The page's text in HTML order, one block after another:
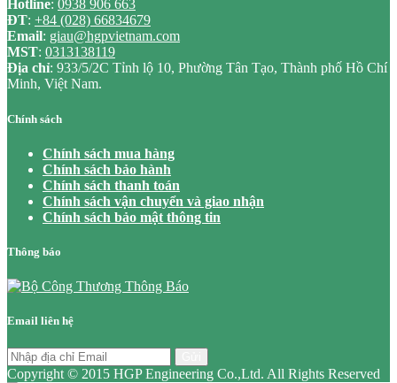
Hotline: 0938 906 663
ĐT: +84 (028) 66834679
Email: giau@hgpvietnam.com
MST: 0313138119
Địa chỉ: 933/5/2C Tỉnh lộ 10, Phường Tân Tạo, Thành phố Hồ Chí
Minh, Việt Nam.
Chính sách
Chính sách mua hàng
Chính sách bảo hành
Chính sách thanh toán
Chính sách vận chuyển và giao nhận
Chính sách bảo mật thông tin
Thông báo
Email liên hệ
Copyright © 2015 HGP Engineering Co.,Ltd. All Rights Reserved